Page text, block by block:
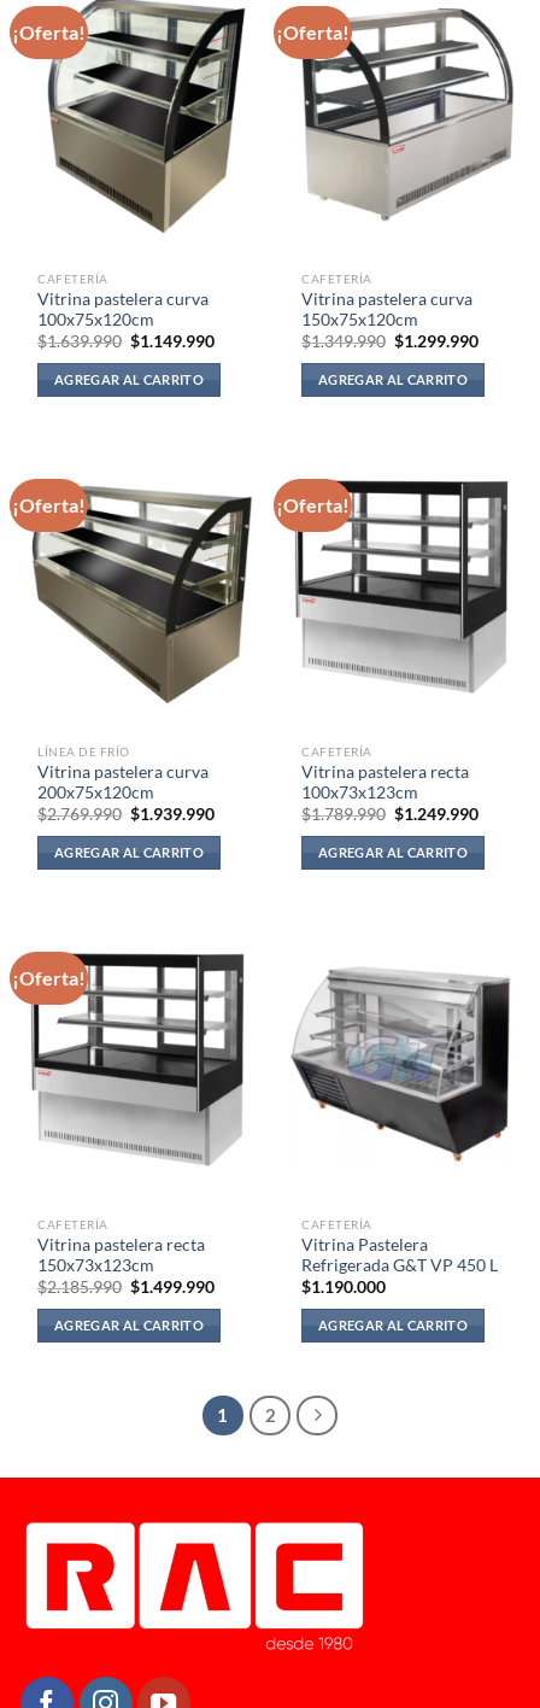
¡Oferta!
CAFETERÍA
Vitrina pastelera curva
100x75x120cm
$1.639.990 El
original
era:
$1.639.990.
$1.149.990El
$1.149.990.
AGREGAR AL CARRITO
¡Oferta!
CAFETERÍA
Vitrina pastelera curva
150x75x120cm
$1.349.990 El
original
era:
$1.349.990.
$1.299.990El
AGREGAR AL CARRITO
¡Oferta!
LÍNEA DE FRÍO
Vitrina pastelera curva
200x75x120cm
$2.769.990 El
original
era:
$2.769.990.
$1.939.990El
$1.939.990.
AGREGAR AL CARRITO
¡Oferta!
CAFETERÍA
Vitrina pastelera recta
100x73x123cm
$1.789.990 El
original
era:
$1.789.990.
$1.249.990El
AGREGAR AL CARRITO
¡Oferta!
CAFETERÍA
Vitrina pastelera recta
150x73x123cm
$2.185.990 El
original
era:
$2.185.990.
$1.499.990El
$1.499.990.
AGREGAR AL CARRITO
CAFETERÍA
Vitrina Pastelera
Refrigerada G&T VP 450 L
$1.190.000
AGREGAR AL CARRITO
1 2